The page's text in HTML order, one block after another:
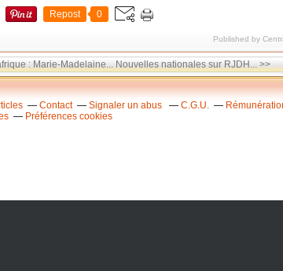
Repost 0
Published by
: Marie-Madelaine... Nouvelles nationales sur RJDH... >>
Contact Signaler un abus C.G.U.
Préférences cookies